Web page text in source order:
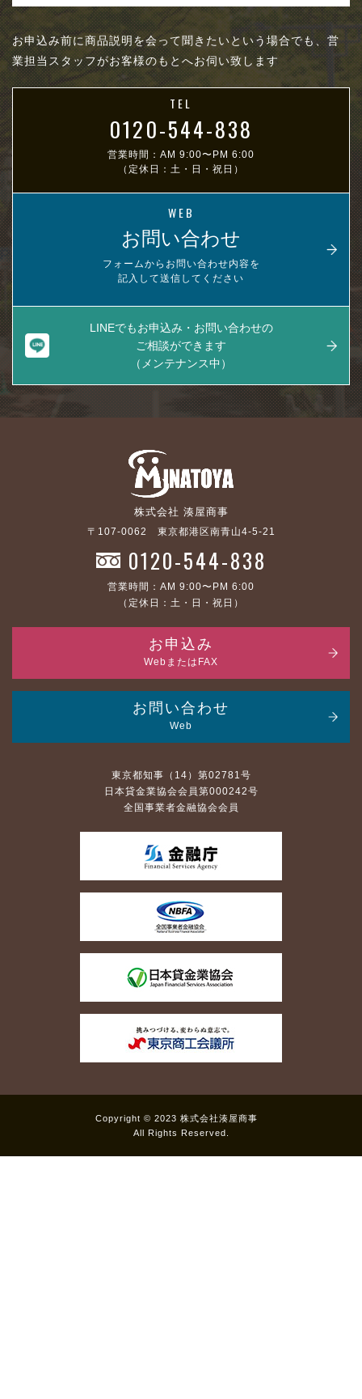
お申込み前に商品説明を会って聞きたいという場合でも、営
業担当スタッフがお客様のもとへお伺い致します
TEL
0120-544-838
営業時間：AM 9:00〜PM 6:00
（定休日：土・日・祝日）
WEB
お問い合わせ
フォームからお問い合わせ内容を
記入して送信してください
LINEでもお申込み・お問い合わせの
ご相談ができます
（メンテナンス中）
株式会社 湊屋商事
〒107-0062 東京都港区南青山4-5-21
0120-544-838
営業時間：AM 9:00〜PM 6:00
（定休日：土・日・祝日）
お申込み
WebまたはFAX
お問い合わせ
Web
東京都知事（14）第02781号
日本貸金業協会会員第000242号
全国事業者金融協会会員
Copyright © 2023 株式会社湊屋商事
All Rights Reserved.